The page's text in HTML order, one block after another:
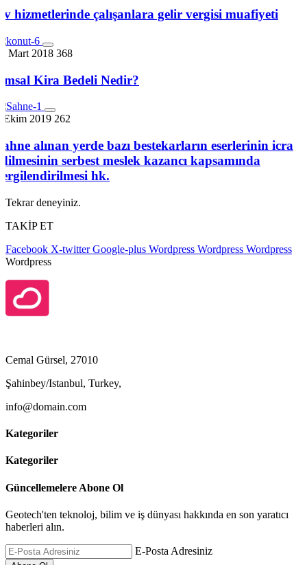
hizmetlerinde çalışanlara gelir vergisi muafiyeti
Mart 2018 368
Kira Bedeli Nedir?
Ekim 2019 262
alınan yerde bazı bestekarların eserlerinin icra
serbest meslek kazancı kapsamında
hk.
Tekrar deneyiniz.
TAKİP ET
Facebook X-twitter Google-plus Wordpress Wordpress Wordpress
Wordpress
Cemal Gürsel, 27010
Şahinbey/Istanbul, Turkey,
info@domain.com
Kategoriler
Kategoriler
Güncellemelere Abone Ol
Geotech'ten teknoloj, bilim ve iş dünyası hakkında en son yaratıcı
haberleri alın.
E-Posta Adresiniz